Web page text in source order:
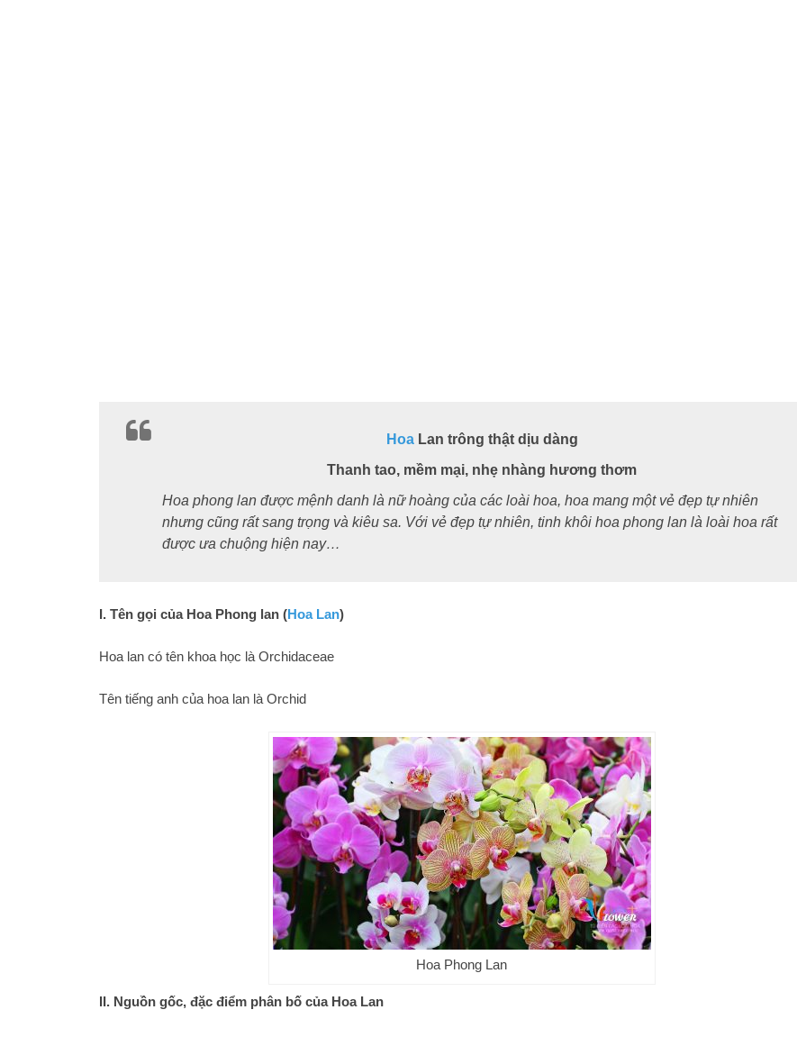
HoaLan trông thật dịu dàng
Thanh tao, mềm mại, nhẹ nhàng hương thơm
Hoa phong lan được mệnh danh là nữ hoàng của các loài hoa, hoa mang một vẻ đẹp tự nhiên
nhưng cũng rất sang trọng và kiêu sa. Với vẻ đẹp tự nhiên, tinh khôi hoa phong lan là loài hoa rất
được ưa chuộng hiện nay…
I. Tên gọi của Hoa Phong lan (Hoa Lan)
Hoa lan có tên khoa học là Orchidaceae
Tên tiếng anh của hoa lan là Orchid
Hoa Phong Lan
II. Nguồn gốc, đặc điểm phân bố của Hoa Lan